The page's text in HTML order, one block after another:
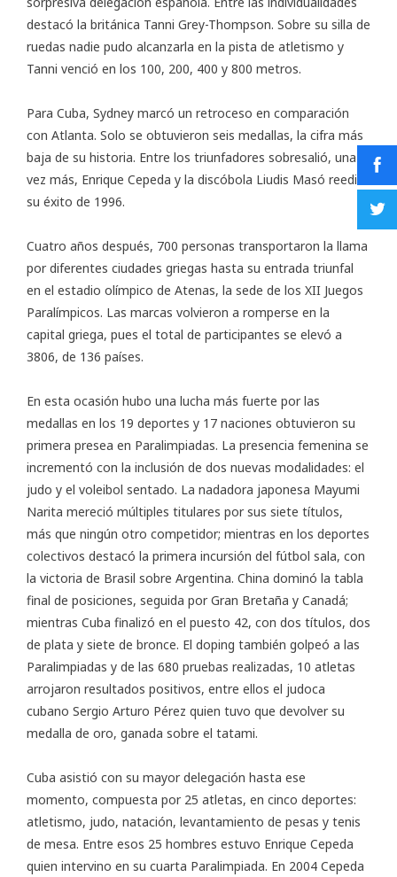
destacó la británica Tanni Grey-Thompson. Sobre su silla de
ruedas nadie pudo alcanzarla en la pista de atletismo y
Tanni venció en los 100, 200, 400 y 800 metros.
Para Cuba, Sydney marcó un retroceso en comparación
con Atlanta. Solo se obtuvieron seis medallas, la cifra más
baja de su historia. Entre los triunfadores sobresalió, una
vez más, Enrique Cepeda y la discóbola Liudis Masó reeditó
su éxito de 1996.
Cuatro años después, 700 personas transportaron la llama
por diferentes ciudades griegas hasta su entrada triunfal
en el estadio olímpico de Atenas, la sede de los XII Juegos
Paralímpicos. Las marcas volvieron a romperse en la
capital griega, pues el total de participantes se elevó a
3806, de 136 países.
En esta ocasión hubo una lucha más fuerte por las
medallas en los 19 deportes y 17 naciones obtuvieron su
primera presea en Paralimpiadas. La presencia femenina se
incrementó con la inclusión de dos nuevas modalidades: el
judo y el voleibol sentado. La nadadora japonesa Mayumi
Narita mereció múltiples titulares por sus siete títulos,
más que ningún otro competidor; mientras en los deportes
colectivos destacó la primera incursión del fútbol sala, con
la victoria de Brasil sobre Argentina. China dominó la tabla
final de posiciones, seguida por Gran Bretaña y Canadá;
mientras Cuba finalizó en el puesto 42, con dos títulos, dos
de plata y siete de bronce. El doping también golpeó a las
Paralimpiadas y de las 680 pruebas realizadas, 10 atletas
arrojaron resultados positivos, entre ellos el judoca
cubano Sergio Arturo Pérez quien tuvo que devolver su
medalla de oro, ganada sobre el tatami.
Cuba asistió con su mayor delegación hasta ese
momento, compuesta por 25 atletas, en cinco deportes:
atletismo, judo, natación, levantamiento de pesas y tenis
de mesa. Entre esos 25 hombres estuvo Enrique Cepeda
quien intervino en su cuarta Paralimpiada. En 2004 Cepeda